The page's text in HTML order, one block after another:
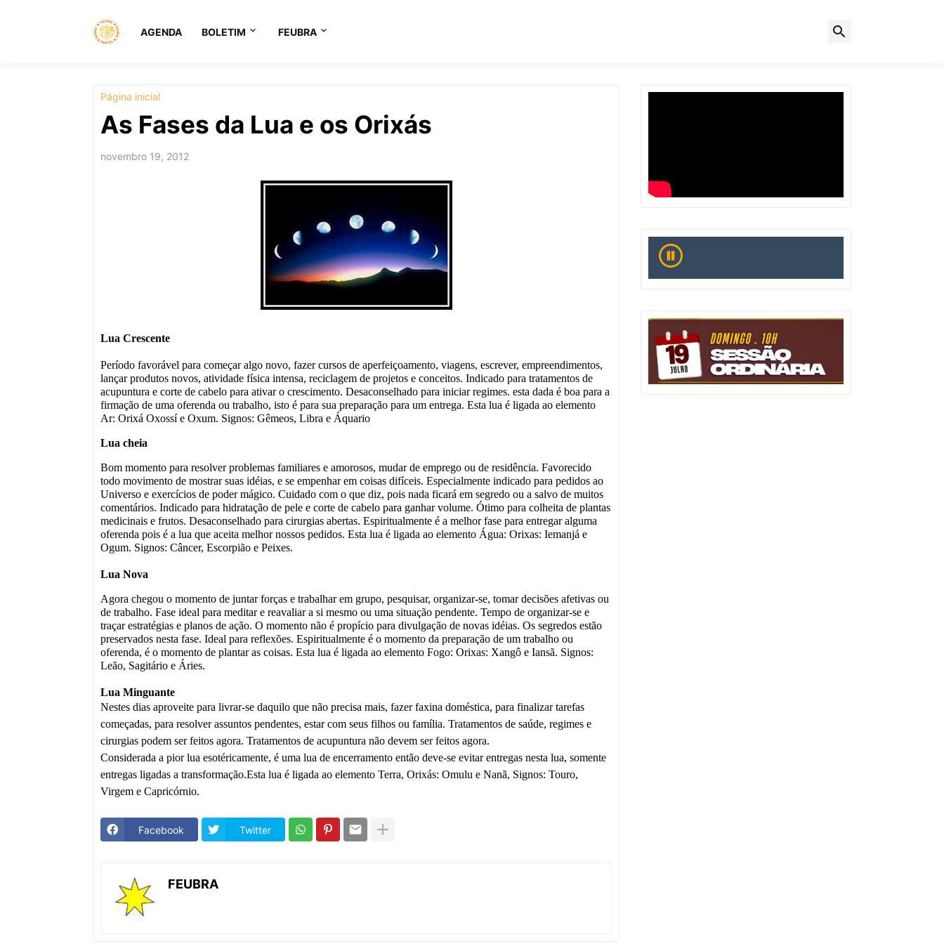
AGENDA BOLETIM FEUBRA
Página inicial
As Fases da Lua e os Orixás
novembro 19, 2012
Lua Crescente
Período favorável para começar algo novo, fazer cursos de aperfeiçoamento, viagens, escrever, empreendimentos,
lançar produtos novos, atividade física intensa, reciclagem de projetos e conceitos. Indicado para tratamentos de
acupuntura e corte de cabelo para ativar o crescimento. Desaconselhado para iniciar regimes. esta dada é boa para a
firmação de uma oferenda ou trabalho, isto é para sua preparação para um entrega. Esta lua é ligada ao elemento
Ar: Orixá Oxossí e Oxum. Signos: Gêmeos, Libra e Áquario
Lua cheia
Bom momento para resolver problemas familiares e amorosos, mudar de emprego ou de residência. Favorecido
todo movimento de mostrar suas idéias, e se empenhar em coisas difíceis. Especialmente indicado para pedidos ao
Universo e exercícios de poder mágico. Cuidado com o que diz, pois nada ficará em segredo ou a salvo de muitos
comentários. Indicado para hidratação de pele e corte de cabelo para ganhar volume. Ótimo para colheita de plantas
medicinais e frutos. Desaconselhado para cirurgias abertas. Espiritualmente é a melhor fase para entregar alguma
oferenda pois é a lua que aceita melhor nossos pedidos. Esta lua é ligada ao elemento Água: Orixas: Iemanjá e
Ogum. Signos: Câncer, Escorpião e Peixes.
Lua Nova
Agora chegou o momento de juntar forças e trabalhar em grupo, pesquisar, organizar-se, tomar decisões afetivas ou
de trabalho. Fase ideal para meditar e reavaliar a si mesmo ou uma situação pendente. Tempo de organizar-se e
traçar estratégias e planos de ação. O momento não é propício para divulgação de novas idéias. Os segredos estão
preservados nesta fase. Ideal para reflexões. Espiritualmente é o momento da preparação de um trabalho ou
oferenda, é o momento de plantar as coisas. Esta lua é ligada ao elemento Fogo: Orixas: Xangô e Iansã. Signos:
Leão, Sagitário e Áries.
Lua Minguante
Nestes dias aproveite para livrar-se daquilo que não precisa mais, fazer faxina doméstica, para finalizar tarefas
começadas, para resolver assuntos pendentes, estar com seus filhos ou família. Tratamentos de saúde, regimes e
cirurgias podem ser feitos agora. Tratamentos de acupuntura não devem ser feitos agora.
Considerada a pior lua esotéricamente, é uma lua de encerramento então deve-se evitar entregas nesta lua, somente
entregas ligadas a transformação.Esta lua é ligada ao elemento Terra, Orixás: Omulu e Nanã, Signos: Touro,
Virgem e Capricórnio.
Facebook Twitter
FEUBRA